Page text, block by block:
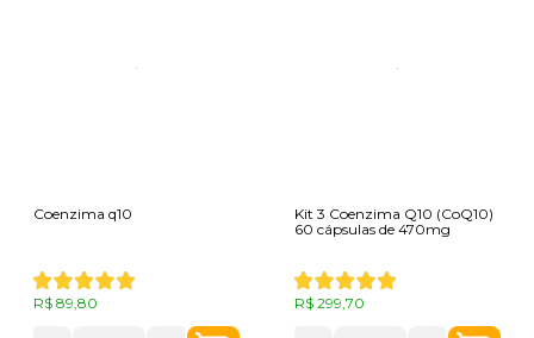
Coenzima q10
R$ 89,80
Kit 3 Coenzima Q10 (CoQ10)
60 cápsulas de 470mg
R$ 299,70